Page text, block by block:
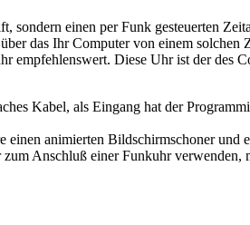
sondern einen per Funk gesteuerten
das Ihr Computer von einem
empfehlenswert. Diese Uhr ist der des
Kabel, als Eingang hat der
animierten Bildschirmschoner
Anschluß einer Funkuhr verwenden,